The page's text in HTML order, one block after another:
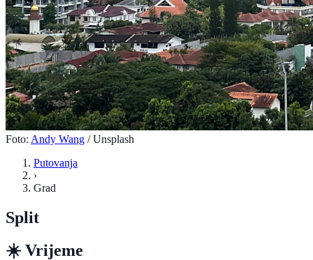
Foto: Andy Wang / Unsplash
Putovanja
›
Grad
Split
☀️ Vrijeme